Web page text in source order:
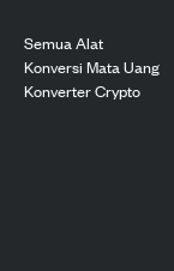
Semua Alat
Konversi Mata Uang
Konverter Crypto